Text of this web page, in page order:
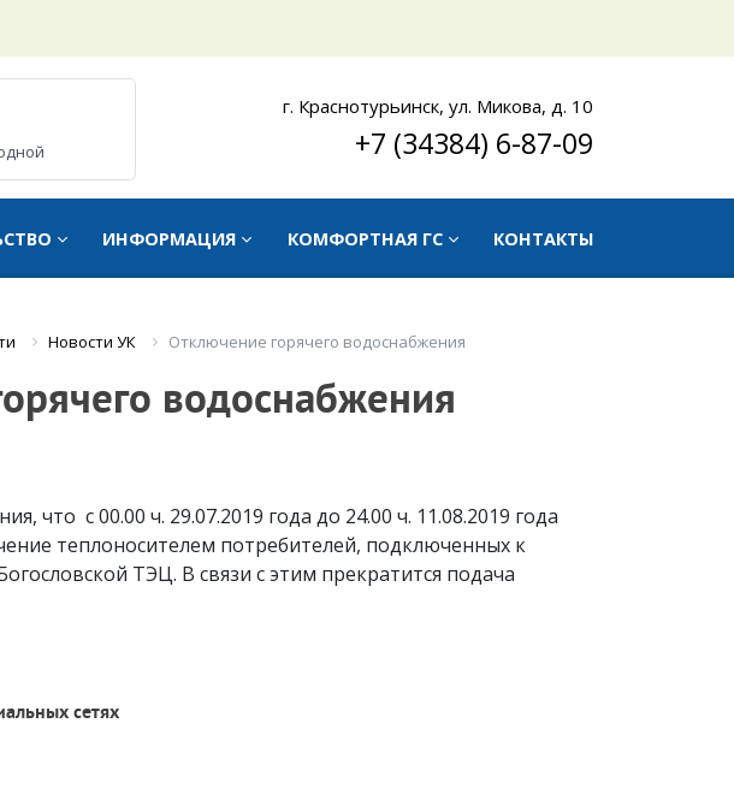
г. Краснотурьинск, ул. Микова, д. 10
+7 (34384) 6-87-09
ИНФОРМАЦИЯ КОМФОРТНАЯ ГС КОНТАКТЫ
Новости УК Отключение горячего водоснабжения
водоснабжения
что с 00.00 ч. 29.07.2019 года до 24.00 ч. 11.08.2019 года
теплоносителем потребителей, подключенных к
ТЭЦ. В связи с этим прекратится подача
сетях